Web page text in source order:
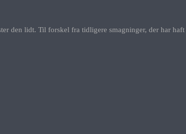
den lidt. Til forskel fra tidligere smagninger, der har